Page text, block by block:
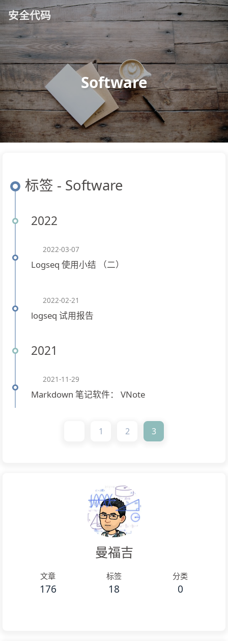
安全代码
Software
标签 - Software
2022
2022-03-07
Logseq 使用小结 （二）
2022-02-21
logseq 试用报告
2021
2021-11-29
Markdown 笔记软件： VNote
1 2 3
曼福吉
文章
176
标签
18
分类
0